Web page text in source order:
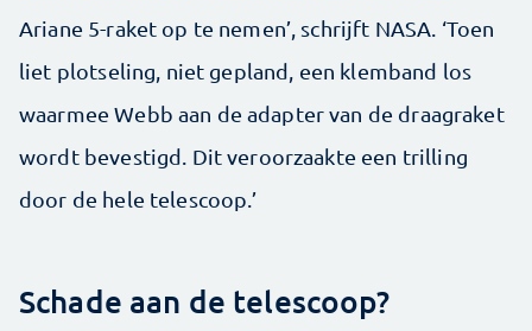
Ariane 5-raket op te nemen’, schrijft NASA. ‘Toen
liet plotseling, niet gepland, een klemband los
waarmee Webb aan de adapter van de draagraket
wordt bevestigd. Dit veroorzaakte een trilling
door de hele telescoop.’
Schade aan de telescoop?